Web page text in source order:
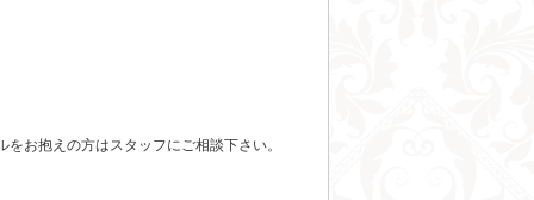
お抱えの方はスタッフにご相談下さい。